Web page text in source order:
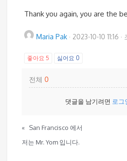
Thank you again, you are the
Maria Pak · 2023-10-10 11:16 ·
좋아요 5 싫어요 0
전체 0
댓글을 남기려면 로그
«
San Francisco 에서
저는 Mr. Yom 입니다.